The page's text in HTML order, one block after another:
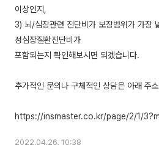
이상인지,
3) 뇌/심장관련 진단비가 보장범위가 가장
성심장질환진단비가
포함되는지 확인해보시면 되겠습니다.
추가적인 문의나 구체적인 상담은 아래 주
2022.04.26. 10:38